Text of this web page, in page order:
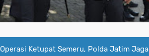
Operasi Ketupat Semeru, Polda Jatim Jaga